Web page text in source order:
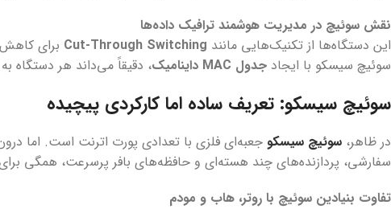
نقش سوئیچ در مدیریت هوشمند ترافیک داده‌ها
این دستگاه‌ها از تکنیک‌هایی مانند Cut-Through Switching برای
سوئیچ سیسکو با ایجاد جدول MAC داینامیک ، دقیقاً می‌داند هر دستگاه
سوئیچ سیسکو: تعریف ساده اما کارکردی پیچیده
در ظاهر، سوئیچ سیسکو جعبه‌ای فلزی با تعدادی پورت اترنت است. اما
سفارشی، پردازنده‌های چند هسته‌ای و حافظه‌های بافر پرسرعت، همگی
تفاوت بنیادین سوئیچ با روتر، هاب و مودم